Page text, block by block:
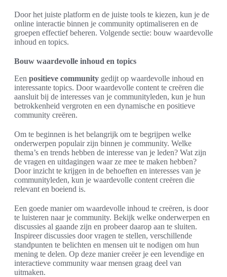
Door het juiste platform en de juiste tools te kiezen, kun je de
online interactie binnen je community optimaliseren en de
groepen effectief beheren. Volgende sectie: bouw waardevolle
inhoud en topics.
Bouw waardevolle inhoud en topics
Een positieve community gedijt op waardevolle inhoud en
interessante topics. Door waardevolle content te creëren die
aansluit bij de interesses van je communityleden, kun je hun
betrokkenheid vergroten en een dynamische en positieve
community creëren.
Om te beginnen is het belangrijk om te begrijpen welke
onderwerpen populair zijn binnen je community. Welke
thema’s en trends hebben de interesse van je leden? Wat zijn
de vragen en uitdagingen waar ze mee te maken hebben?
Door inzicht te krijgen in de behoeften en interesses van je
communityleden, kun je waardevolle content creëren die
relevant en boeiend is.
Een goede manier om waardevolle inhoud te creëren, is door
te luisteren naar je community. Bekijk welke onderwerpen en
discussies al gaande zijn en probeer daarop aan te sluiten.
Inspireer discussies door vragen te stellen, verschillende
standpunten te belichten en mensen uit te nodigen om hun
mening te delen. Op deze manier creëer je een levendige en
interactieve community waar mensen graag deel van
uitmaken.